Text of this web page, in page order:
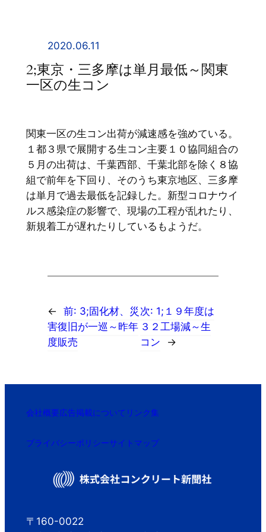
2020.06.11
2;東京・三多摩は単月最低～関東
一区の生コン
関東一区の生コン出荷が減速感を強めている。
１都３県で展開する生コン主要１０協同組合の
５月の出荷は、千葉西部、千葉北部を除く８協
組で前年を下回り、そのうち東京地区、三多摩
は単月で過去最低を記録した。新型コロナウイ
ルス感染症の影響で、現場の工程が乱れたり、
新規着工が遅れたりしているもようだ。
← 前: 3;固化材、災
害復旧が一巡～昨年
度販売
次: 1;１９年度は
３２工場減～生
コン
→
会社概要広告掲載について リンク集
プライバシーポリシーサイトマップ
〒160-0022